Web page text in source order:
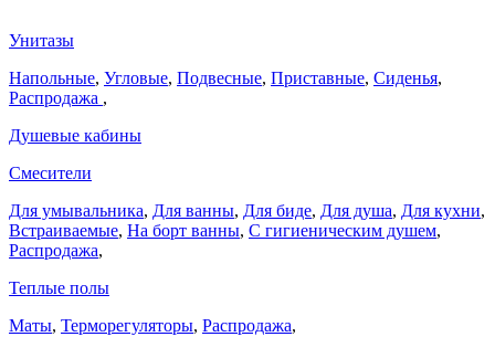
Унитазы
Напольные, Угловые, Подвесные, Приставные, Сиденья,
Распродажа ,
Душевые кабины
Смесители
Для умывальника, Для ванны, Для биде, Для душа, Для кухни,
Встраиваемые, На борт ванны, C гигиеническим душем,
Распродажа,
Теплые полы
Маты, Терморегуляторы, Распродажа,